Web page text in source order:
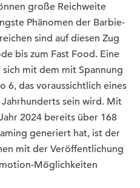
große Reichweite
Phänomen der Barbie-
sind auf diesen Zug
bis zum Fast Food. Eine
mit dem mit Spannung
6, das voraussichtlich eines
sein wird. Mit
2024 bereits über 168
generiert hat, ist der
mit der Veröffentlichung
Möglichkeiten